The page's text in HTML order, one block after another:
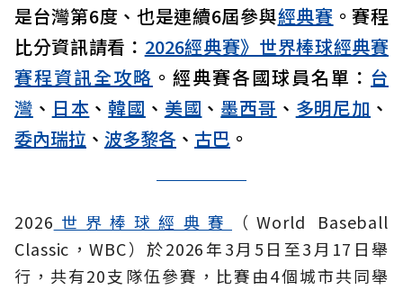
是台灣第6度、也是連續6屆參與經典賽 。賽程
比分資訊請看： 2026經典賽》世界棒球經典賽
賽程資訊全攻略 。經典賽各國球員名單： 台
灣 、 日本 、韓國 、 美國 、 墨西哥 、 多明尼加 、
委內瑞拉 、 波多黎各 、 古巴 。
2026 世界棒球經典賽
（World Baseball
Classic，WBC）於2026年3月5日至3月17日舉
行，共有20支隊伍參賽，比賽由4個城市共同舉